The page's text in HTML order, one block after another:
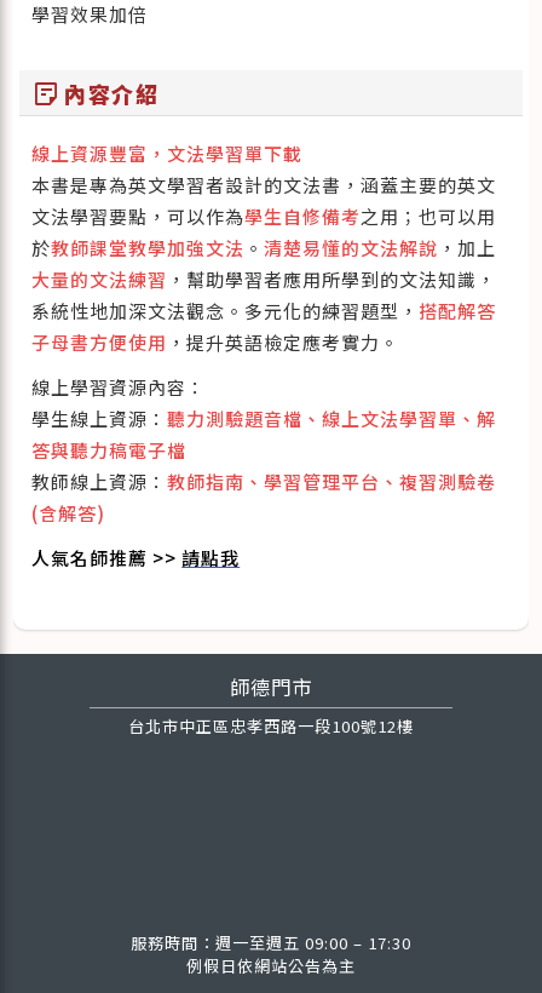
學習效果加倍
sticky_note_2 內容介紹
線上資源豐富，文法學習單下載
本書是專為英文學習者設計的文法書，涵蓋主要的英文
文法學習要點，可以作為學生自修備考之用；也可以用
於教師課堂教學加強文法 。清楚易懂的文法解說 ，加上
大量的文法練習 ，幫助學習者應用所學到的文法知識，
系統性地加深文法觀念。多元化的練習題型， 搭配解答
子母書方便使用 ，提升英語檢定應考實力。
線上學習資源內容：
學生線上資源：聽力測驗題音檔、線上文法學習單、解
答與聽力稿電子檔
教師線上資源：教師指南、學習管理平台、複習測驗卷
(含解答)
人氣名師推薦 >>請點我
師德門市
台北市中正區忠孝西路一段100號12樓
服務時間：週一至週五 09:00 – 17:30
例假日依網站公告為主